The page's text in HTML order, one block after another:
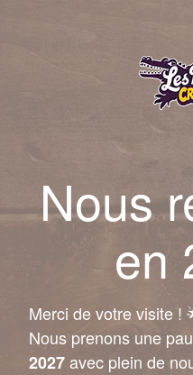
Nous
en
Merci de votre visite !
Nous prenons une
2027avec plein de